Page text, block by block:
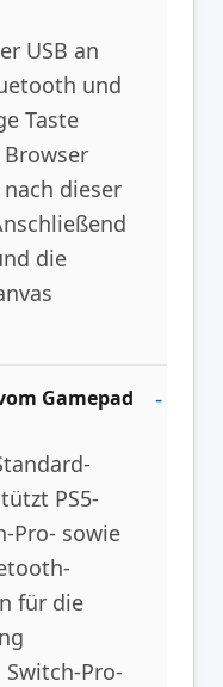
USB an
und
Taste
dieser
die
Gamepad
PS5-
Pro- sowie
für die
Pro-